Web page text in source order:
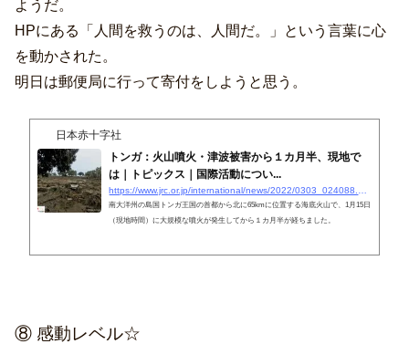
ようだ。
HPにある「人間を救うのは、人間だ。」という言葉に心
を動かされた。
明日は郵便局に行って寄付をしようと思う。
日本赤十字社
トンガ：火山噴火・津波被害から１カ月半、現地で
は｜トピックス｜国際活動につい...
https://www.jrc.or.jp/international/news/2022/0303_024088.html
南大洋州の島国トンガ王国の首都から北に65kmに位置する海底火山で、1月15日
（現地時間）に大規模な噴火が発生してから１カ月半が経ちました。
⑧ 感動レベル☆